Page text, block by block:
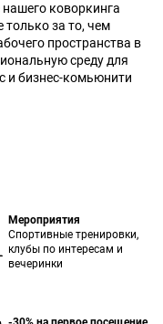
коворкинга
только за то, чем
пространства в
среду для
и бизнес-комьюнити
Мероприятия
Спортивные тренировки,
клубы по интересам и
вечеринки